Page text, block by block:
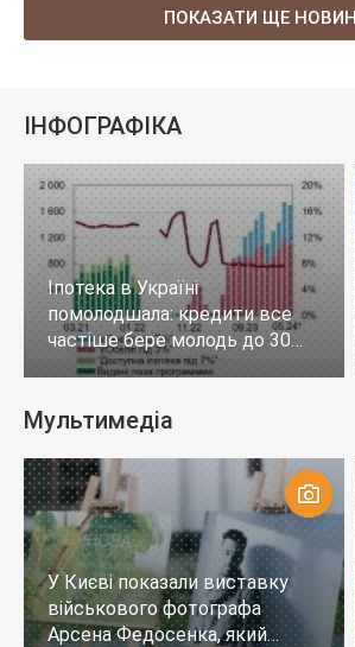
ПОКАЗАТИ ЩЕ
ІНФОГРАФІКА
Іпотека в Україні
помолодшала: кредити все
частіше бере молодь до 30
років
Мультимедіа
У Києві показали виставку
військового фотографа
Арсена Федосенка, який